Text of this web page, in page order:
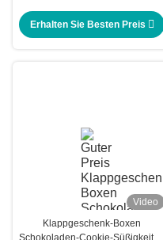
Erhalten Sie Besten Preis
Video
Klappgeschenk-Boxen
Schokoladen-Cookie-Süßigkeiten